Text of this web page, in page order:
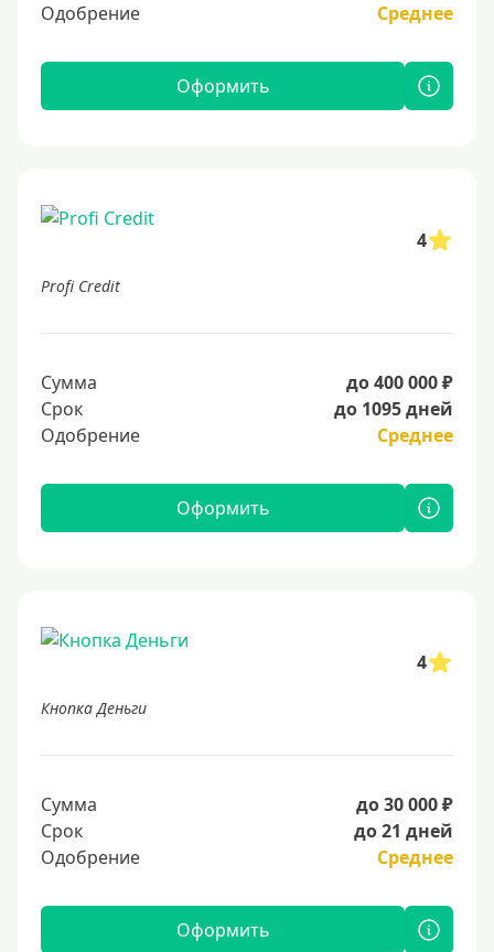
Одобрение
Среднее
Оформить
4
Profi Credit
Сумма
до 400 000 ₽
Срок
до 1095 дней
Одобрение
Среднее
Оформить
4
Кнопка Деньги
Сумма
до 30 000 ₽
Срок
до 21 дней
Одобрение
Среднее
Оформить